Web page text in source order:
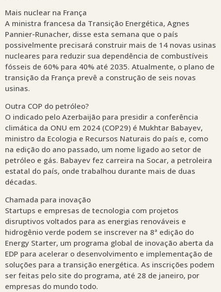
Mais nuclear na França
A ministra francesa da Transição Energética, Agnes
Pannier-Runacher, disse esta semana que o país
possivelmente precisará construir mais de 14 novas usinas
nucleares para reduzir sua dependência de combustíveis
fósseis de 60% para 40% até 2035. Atualmente, o plano de
transição da França prevê a construção de seis novas
usinas.
Outra COP do petróleo?
O indicado pelo Azerbaijão para presidir a conferência
climática da ONU em 2024 (COP29) é Mukhtar Babayev,
ministro da Ecologia e Recursos Naturais do país e, como
na edição do ano passado, um nome ligado ao setor de
petróleo e gás. Babayev fez carreira na Socar, a petroleira
estatal do país, onde trabalhou durante mais de duas
décadas.
Chamada para inovação
Startups e empresas de tecnologia com projetos
disruptivos voltados para as energias renováveis e
hidrogênio verde podem se inscrever na 8ª edição do
Energy Starter, um programa global de inovação aberta da
EDP para acelerar o desenvolvimento e implementação de
soluções para a transição energética. As inscrições podem
ser feitas pelo site do programa, até 28 de janeiro, por
empresas do mundo todo.